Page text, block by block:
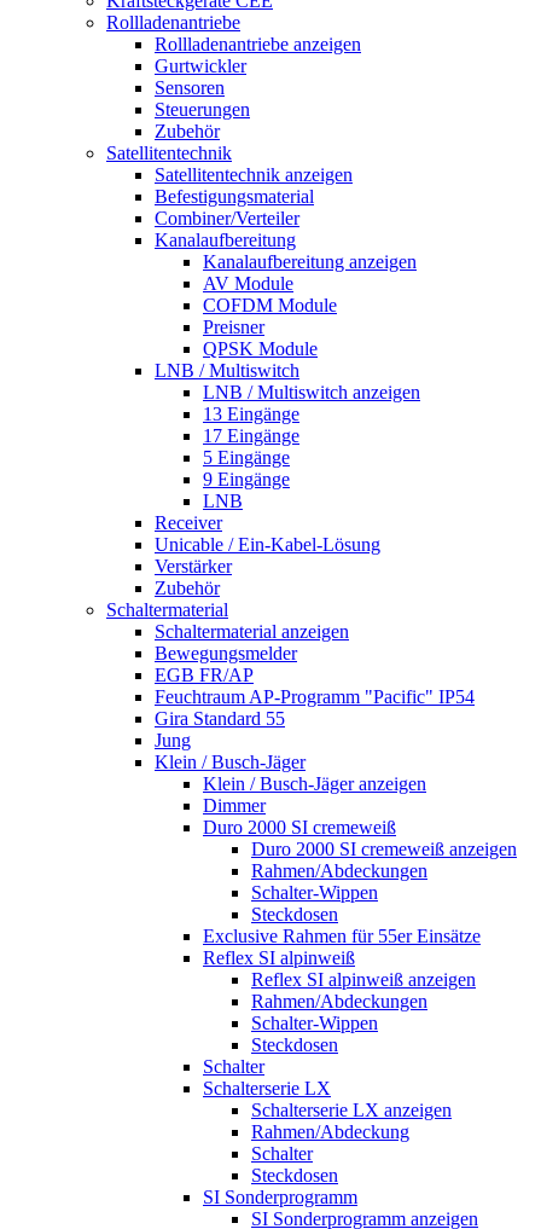
Rollladenantriebe
Rollladenantriebe anzeigen
Gurtwickler
Sensoren
Steuerungen
Zubehör
Satellitentechnik
Satellitentechnik anzeigen
Befestigungsmaterial
Combiner/Verteiler
Kanalaufbereitung
Kanalaufbereitung anzeigen
AV Module
COFDM Module
Preisner
QPSK Module
LNB / Multiswitch
LNB / Multiswitch anzeigen
13 Eingänge
17 Eingänge
5 Eingänge
9 Eingänge
LNB
Receiver
Unicable / Ein-Kabel-Lösung
Verstärker
Zubehör
Schaltermaterial
Schaltermaterial anzeigen
Bewegungsmelder
EGB FR/AP
Feuchtraum AP-Programm "Pacific" IP54
Gira Standard 55
Jung
Klein / Busch-Jäger
Klein / Busch-Jäger anzeigen
Dimmer
Duro 2000 SI cremeweiß
Duro 2000 SI cremeweiß anzeigen
Rahmen/Abdeckungen
Schalter-Wippen
Steckdosen
Exclusive Rahmen für 55er Einsätze
Reflex SI alpinweiß
Reflex SI alpinweiß anzeigen
Rahmen/Abdeckungen
Schalter-Wippen
Steckdosen
Schalter
Schalterserie LX
Schalterserie LX anzeigen
Rahmen/Abdeckung
Schalter
Steckdosen
SI Sonderprogramm
SI Sonderprogramm anzeigen